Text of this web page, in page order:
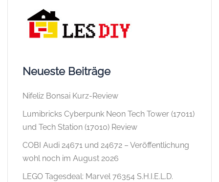
Neueste Beiträge
Nifeliz Bonsai Kurz-Review
Lumibricks Cyberpunk Neon Tech Tower (17011)
und Tech Station (17010) Review
COBI Audi 24671 und 24672 – Veröffentlichung
wohl noch im August 2026
LEGO Tagesdeal: Marvel 76354 S.H.I.E.L.D.